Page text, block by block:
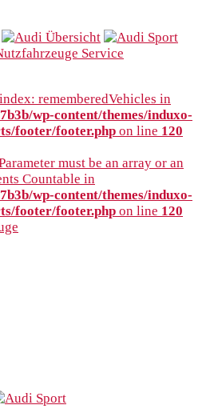
rememberedVehicles in
wp-content/themes/induxo-
footer/footer.php on line 120
must be an array or an
Countable in
wp-content/themes/induxo-
footer/footer.php on line 120